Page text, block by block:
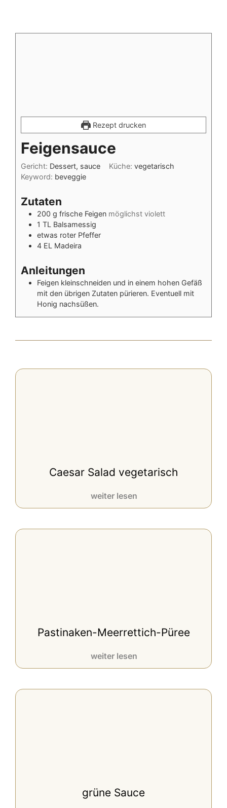
Rezept drucken
Feigensauce
Gericht: Dessert, sauce Küche:vegetarisch
Keyword: beveggie
Zutaten
200 g frische Feigen möglichst violett
1 TL Balsamessig
etwas roter Pfeffer
4 EL Madeira
Anleitungen
Feigen kleinschneiden und in einem hohen Gefäß
mit den übrigen Zutaten pürieren. Eventuell mit
Honig nachsüßen.
Caesar Salad vegetarisch
weiter lesen
Pastinaken-Meerrettich-Püree
weiter lesen
grüne Sauce